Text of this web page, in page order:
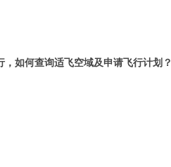
如何查询适飞空域及申请飞行计划？